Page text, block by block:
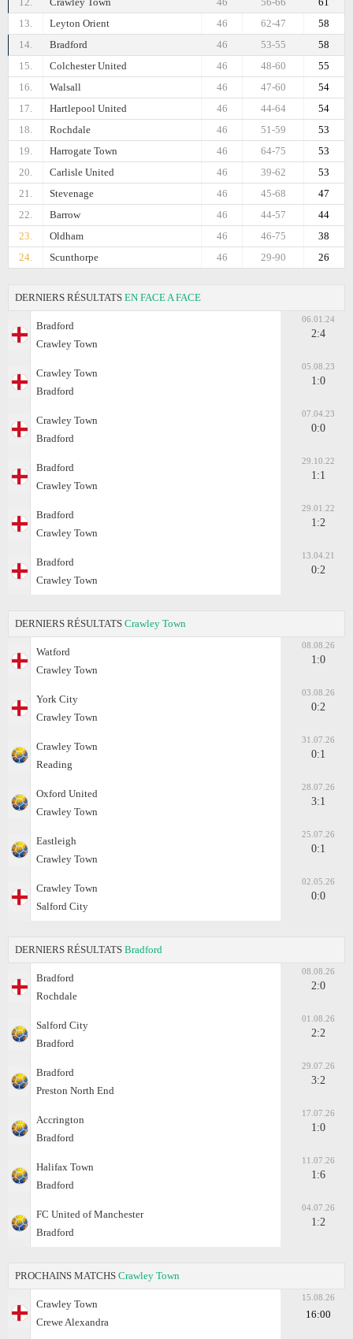
13.
Leyton Orient 58
62-47
46
14.
Bradford 58
53-55
46
15.
Colchester United 55
48-60
46
16.
Walsall 54
47-60
46
17.
Hartlepool United 54
44-64
46
18.
Rochdale 53
51-59
46
19.
Harrogate Town 53
64-75
46
20.
Carlisle United 53
39-62
46
21.
Stevenage 47
45-68
46
22.
Barrow 44
44-57
46
23.
Oldham 38
46-75
46
24.
Scunthorpe 26
29-90
46
DERNIERS RÉSULTATS EN FACE A FACE
Bradford
Crawley Town
06.01.24
2:4
Crawley Town
Bradford
05.08.23
1:0
Crawley Town
Bradford
07.04.23
0:0
Bradford
Crawley Town
29.10.22
1:1
Bradford
Crawley Town
29.01.22
1:2
Bradford
Crawley Town
13.04.21
0:2
DERNIERS RÉSULTATS Crawley Town
Watford
Crawley Town
08.08.26
1:0
York City
Crawley Town
03.08.26
0:2
Crawley Town
Reading
31.07.26
0:1
Oxford United
Crawley Town
28.07.26
3:1
Eastleigh
Crawley Town
25.07.26
0:1
Crawley Town
Salford City
02.05.26
0:0
DERNIERS RÉSULTATS Bradford
Bradford
Rochdale
08.08.26
2:0
Salford City
Bradford
01.08.26
2:2
Bradford
Preston North End
29.07.26
3:2
Accrington
Bradford
17.07.26
1:0
Halifax Town
Bradford
11.07.26
1:6
FC United of Manchester
Bradford
04.07.26
1:2
PROCHAINS MATCHS Crawley Town
Crawley Town
Crewe Alexandra
15.08.26
16:00